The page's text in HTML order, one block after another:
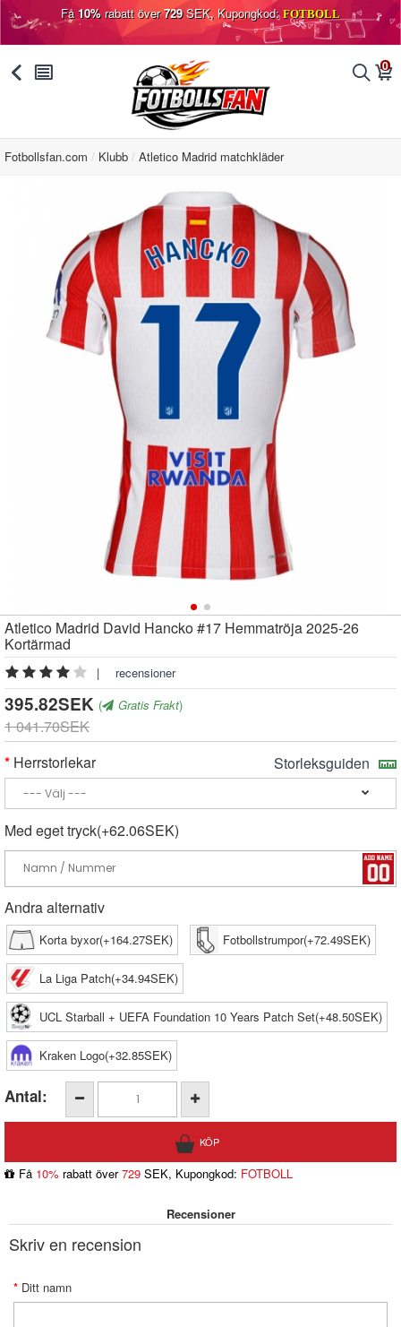
Få10%rabatt över729SEK, Kupongkod: FOTBOLL
󰅯 󰂩 󰂨 0
󰃦
Fotbollsfan.com Klubb Atletico Madrid matchkläder
Atletico Madrid David Hancko #17 Hemmatröja 2025-26
Kortärmad
| recensioner
395.82SEK ( Gratis Frakt)
1 041.70SEK
Herrstorlekar
Storleksguiden
Med eget tryck(+62.06SEK)
Andra alternativ
Korta byxor(+164.27SEK) Fotbollstrumpor(+72.49SEK)
La Liga Patch(+34.94SEK)
UCL Starball + UEFA Foundation 10 Years Patch Set(+48.50SEK)
Kraken Logo(+32.85SEK)
Antal:
Få 10% rabatt över729 SEK, Kupongkod: FOTBOLL
Recensioner
Skriv en recension
Ditt namn